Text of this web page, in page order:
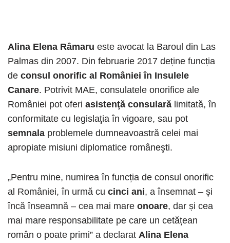
Alina Elena Râmaru este avocat la Baroul din Las
Palmas din 2007. Din februarie 2017 deține funcția
de consul onorific al României în Insulele
Canare. Potrivit MAE, consulatele onorifice ale
României pot oferi asistenţă consulară limitată, în
conformitate cu legislaţia în vigoare, sau pot
semnala problemele dumneavoastră celei mai
apropiate misiuni diplomatice româneşti.
„Pentru mine, numirea în funcția de consul onorific
al României, în urmă cu cinci ani, a însemnat – și
încă înseamnă – cea mai mare onoare, dar și cea
mai mare responsabilitate pe care un cetățean
român o poate primi” a declarat Alina Elena